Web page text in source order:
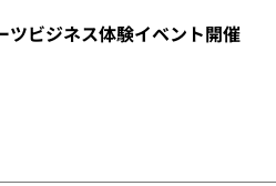
ツビジネス体験イベント開催